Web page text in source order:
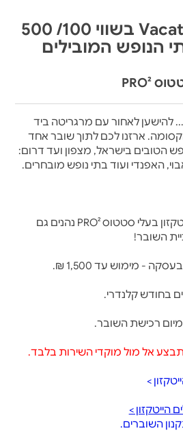
שובר VacationZone בשווי 100/ 500
הנופש המובילים
להישען לאחור עם מרגריטה ביד
ארזנו לכם לתוך שובר אחד
הטובים בישראל, מצפון ועד דרום:
האפנדי ועוד בתי נופש מובחרים.
מחזיקי כרטיס אשראי הייטקזון בעלי סטטוס PRO² נהנים גם
- מימוש עד 1,500 ₪.
אל מול מוקדי השירות בלבד.
>
הייטקזון >
השוברים.